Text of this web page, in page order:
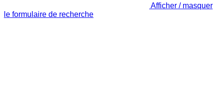
Afficher / masquer
le formulaire de recherche